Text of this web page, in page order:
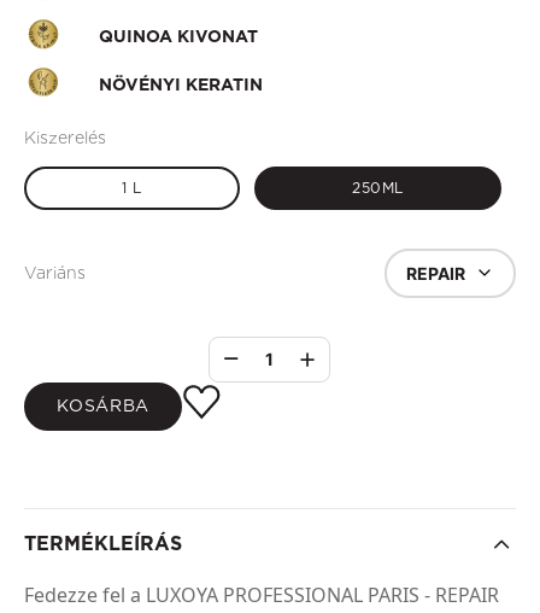
QUINOA KIVONAT
NÖVÉNYI KERATIN
Kiszerelés
1 L 250ML
Variáns REPAIR
1
KOSÁRBA
TERMÉKLEÍRÁS
Fedezze fel a LUXOYA PROFESSIONAL PARIS - REPAIR